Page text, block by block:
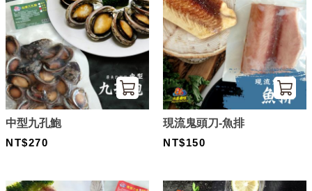
中型九孔鮑
NT$270
現流鬼頭刀-魚排
NT$150